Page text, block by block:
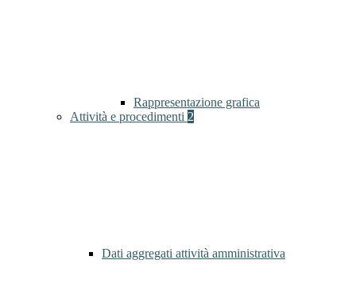
Rappresentazione grafica
Attività e procedimenti 2
Dati aggregati attività amministrativa